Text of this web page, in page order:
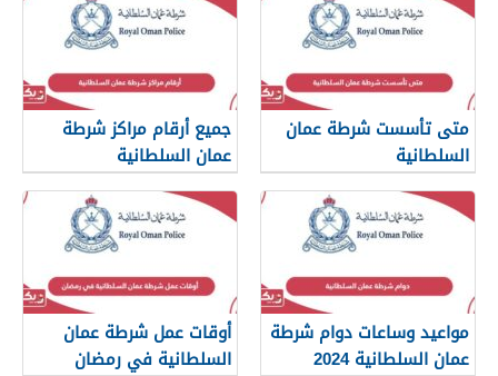
متى تأسست شرطة عمان
السلطانية
جميع أرقام مراكز شرطة
عمان السلطانية
مواعيد وساعات دوام شرطة
عمان السلطانية 2024
أوقات عمل شرطة عمان
السلطانية في رمضان